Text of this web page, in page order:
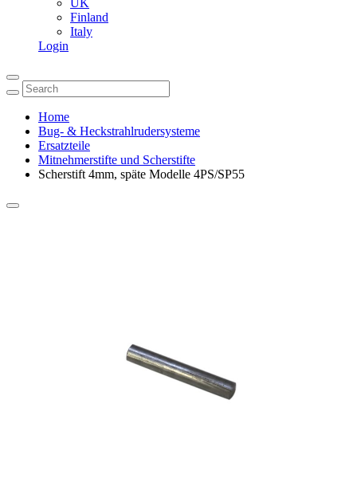
UK
Finland
Italy
Login
Home
Bug- & Heckstrahlrudersysteme
Ersatzteile
Mitnehmerstifte und Scherstifte
Scherstift 4mm, späte Modelle 4PS/SP55